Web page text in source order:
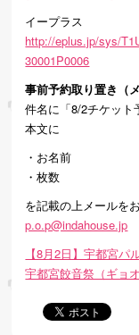
イープラス
http://eplus.jp/sys/
30001P0006
事前予約取り置き（
件名に「8/2チケット
本文に
・お名前
・枚数
を記載の上メールを
p.o.p@indahouse.jp
【8月2日】宇都宮
宇都宮餃音祭（ギョ